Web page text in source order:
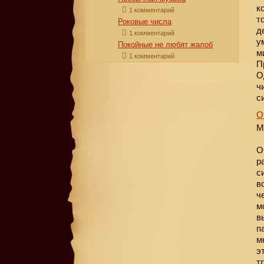
1 комментарий
Роковые числа
1 комментарий
Покойные не любят жалоб
1 комментарий